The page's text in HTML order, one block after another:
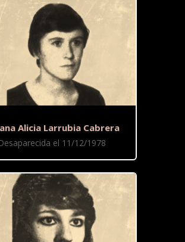
Alicia Larrubia Cabrera
el 11/12/1978